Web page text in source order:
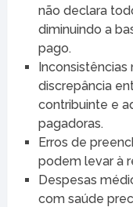
não declara
diminuindo a
pago.
Inconsistências
discrepância
contribuinte e
pagadoras.
Erros de
podem levar à
Despesas
com saúde